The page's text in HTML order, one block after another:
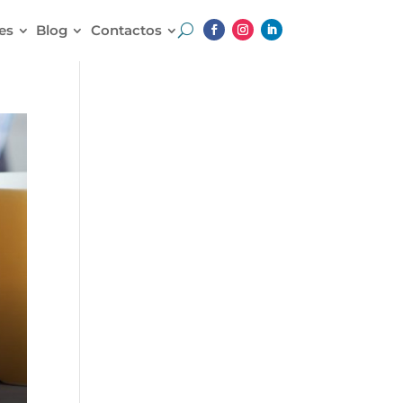
Blog Contactos